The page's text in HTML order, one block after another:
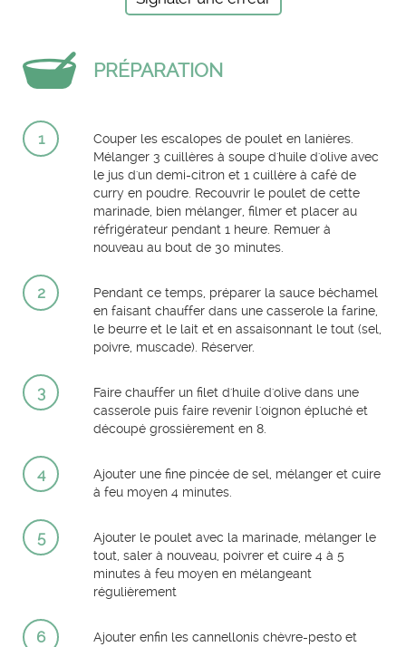
PRÉPARATION
1
Couper les escalopes de poulet en lanières.
Mélanger 3 cuillères à soupe d'huile d'olive avec
le jus d'un demi-citron et 1 cuillère à café de
curry en poudre. Recouvrir le poulet de cette
marinade, bien mélanger, filmer et placer au
réfrigérateur pendant 1 heure. Remuer à
nouveau au bout de 30 minutes.
2
Pendant ce temps, préparer la sauce béchamel
en faisant chauffer dans une casserole la farine,
le beurre et le lait et en assaisonnant le tout (sel,
poivre, muscade). Réserver.
3
Faire chauffer un filet d'huile d'olive dans une
casserole puis faire revenir l'oignon épluché et
découpé grossièrement en 8.
4
Ajouter une fine pincée de sel, mélanger et cuire
à feu moyen 4 minutes.
5
Ajouter le poulet avec la marinade, mélanger le
tout, saler à nouveau, poivrer et cuire 4 à 5
minutes à feu moyen en mélangeant
régulièrement
6
Ajouter enfin les cannellonis chèvre-pesto et